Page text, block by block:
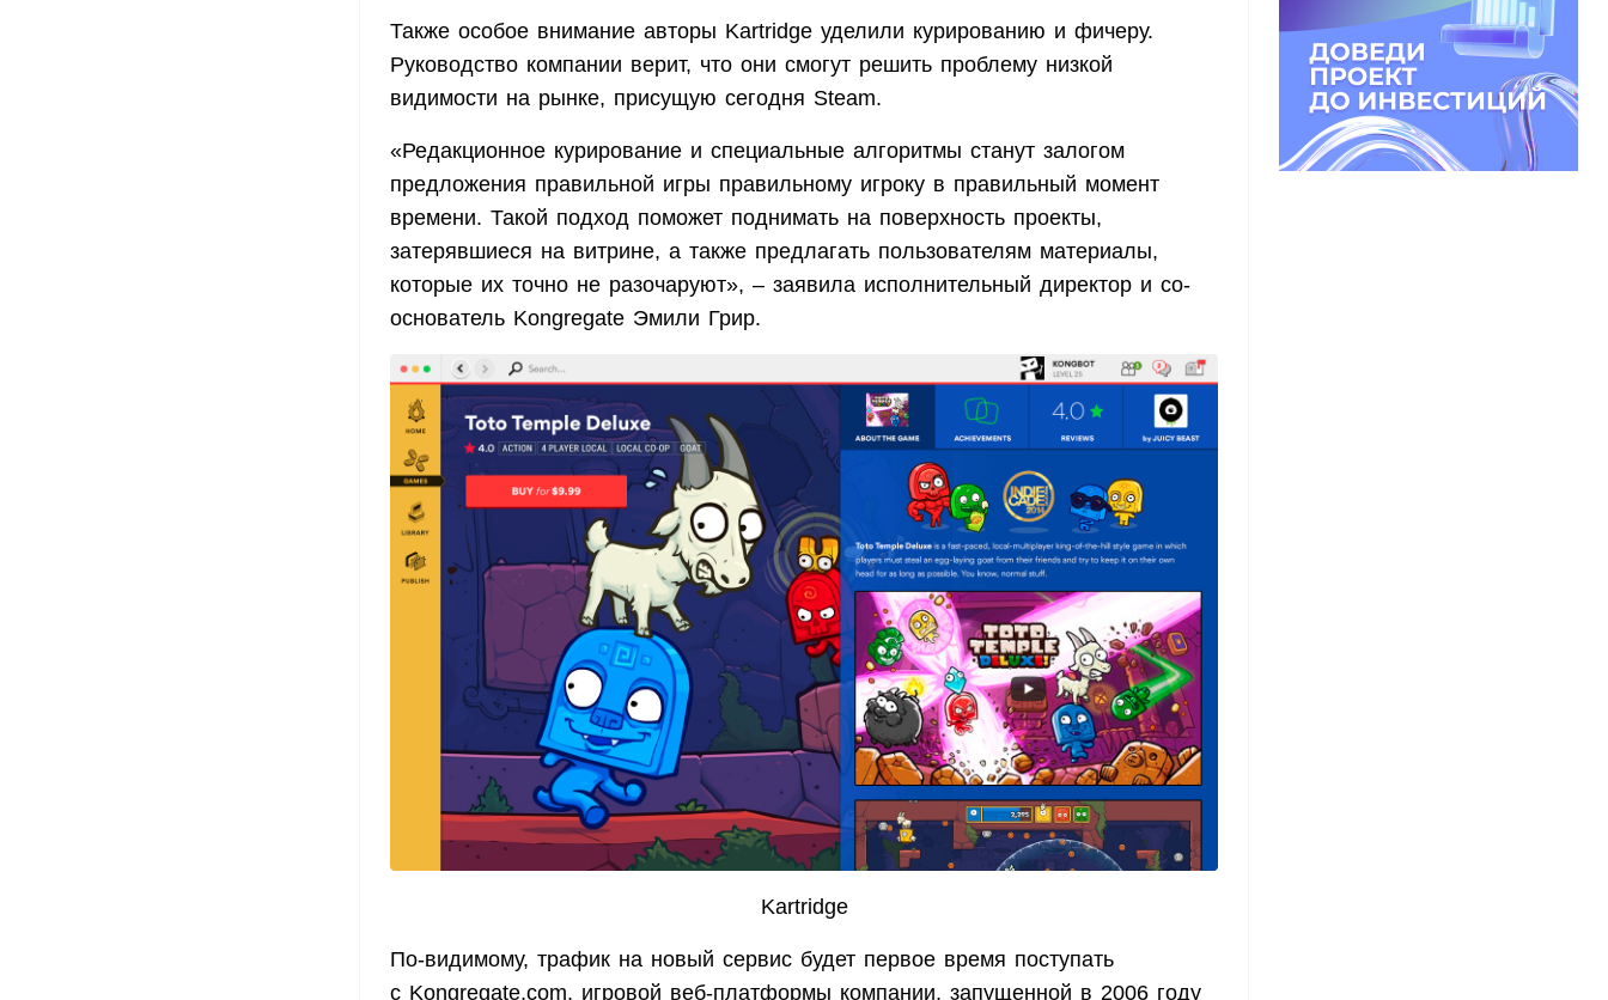
Также особое внимание авторы Kartridge уделили курированию и фичеру.
Руководство компании верит, что они смогут решить проблему низкой
видимости на рынке, присущую сегодня Steam.
«Редакционное курирование и специальные алгоритмы станут залогом
предложения правильной игры правильному игроку в правильный момент
времени. Такой подход поможет поднимать на поверхность проекты,
затерявшиеся на витрине, а также предлагать пользователям материалы,
которые их точно не разочаруют», – заявила исполнительный директор и со-
основатель Kongregate Эмили Грир.
Kartridge
По-видимому, трафик на новый сервис будет первое время поступать
с Kongregate.com, игровой веб-платформы компании, запущенной в 2006 году